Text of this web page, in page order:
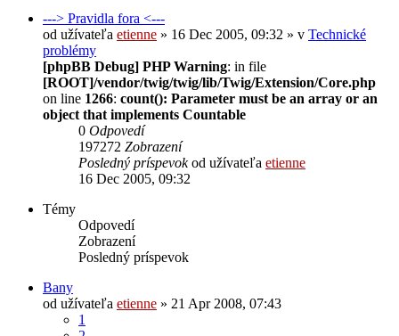
---> Pravidla fora <---
od užívateľa etienne » 16 Dec 2005, 09:32 » v Technické
problémy
[phpBB Debug] PHP Warning: in file
[ROOT]/vendor/twig/twig/lib/Twig/Extension/Core.php
on line 1266: count(): Parameter must be an array or an
object that implements Countable
0 Odpovedí
197272 Zobrazení
Posledný príspevokod užívateľa etienne
16 Dec 2005, 09:32
Témy
Odpovedí
Zobrazení
Posledný príspevok
Bany
od užívateľa etienne » 21 Apr 2008, 07:43
1